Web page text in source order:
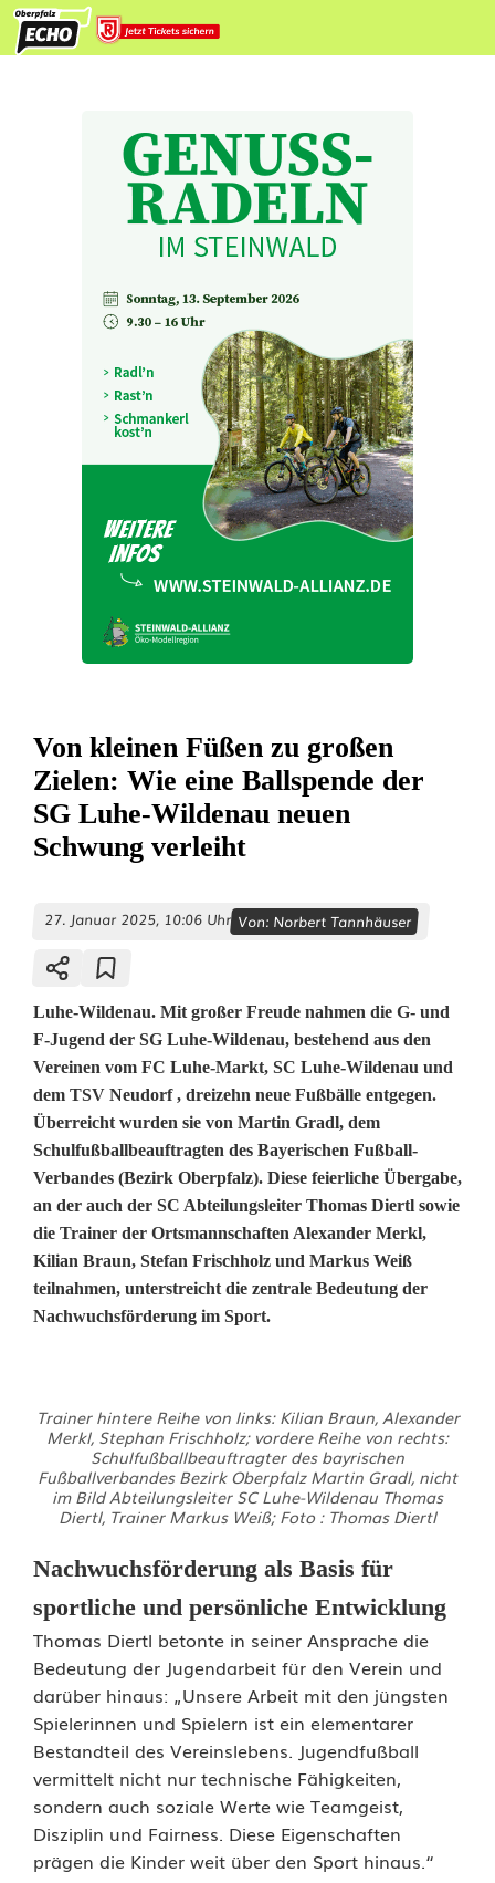
Von kleinen Füßen zu großen
Zielen: Wie eine Ballspende der
SG Luhe-Wildenau neuen
Schwung verleiht
27. Januar 2025, 10:06 Uhr Von: Norbert Tannhäuser
Luhe-Wildenau. Mit großer Freude nahmen die G- und
F-Jugend der SG Luhe-Wildenau, bestehend aus den
Vereinen vom FC Luhe-Markt, SC Luhe-Wildenau und
dem TSV Neudorf , dreizehn neue Fußbälle entgegen.
Überreicht wurden sie von Martin Gradl, dem
Schulfußballbeauftragten des Bayerischen Fußball-
Verbandes (Bezirk Oberpfalz). Diese feierliche Übergabe,
an der auch der SC Abteilungsleiter Thomas Diertl sowie
die Trainer der Ortsmannschaften Alexander Merkl,
Kilian Braun, Stefan Frischholz und Markus Weiß
teilnahmen, unterstreicht die zentrale Bedeutung der
Nachwuchsförderung im Sport.
o
n
l
e
i
n
e
n
F
ü
Trainer hintere Reihe von links: Kilian Braun, Alexander
Merkl, Stephan Frischholz; vordere Reihe von rechts:
Schulfußballbeauftragter des bayrischen
Fußballverbandes Bezirk Oberpfalz Martin Gradl, nicht
im Bild Abteilungsleiter SC Luhe-Wildenau Thomas
Diertl, Trainer Markus Weiß; Foto : Thomas Diertl
Nachwuchsförderung als Basis für
sportliche und persönliche Entwicklung
Thomas Diertl betonte in seiner Ansprache die
Bedeutung der Jugendarbeit für den Verein und
darüber hinaus: „Unsere Arbeit mit den jüngsten
Spielerinnen und Spielern ist ein elementarer
Bestandteil des Vereinslebens. Jugendfußball
vermittelt nicht nur technische Fähigkeiten,
sondern auch soziale Werte wie Teamgeist,
Disziplin und Fairness. Diese Eigenschaften
prägen die Kinder weit über den Sport hinaus.“